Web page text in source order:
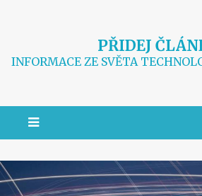
PŘIDEJ
INFORMACE ZE SVĚTA